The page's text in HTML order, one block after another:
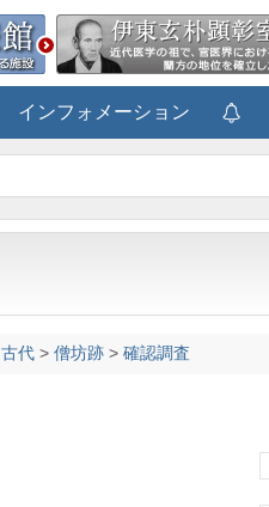
インフォメーション
古代> 僧坊跡> 確認調査